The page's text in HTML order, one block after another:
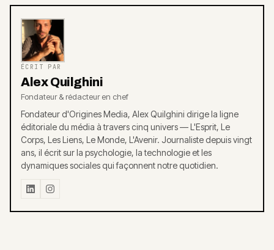
ÉCRIT PAR
Alex Quilghini
Fondateur & rédacteur en chef
Fondateur d'Origines Media, Alex Quilghini dirige la ligne
éditoriale du média à travers cinq univers — L'Esprit, Le
Corps, Les Liens, Le Monde, L'Avenir. Journaliste depuis vingt
ans, il écrit sur la psychologie, la technologie et les
dynamiques sociales qui façonnent notre quotidien.